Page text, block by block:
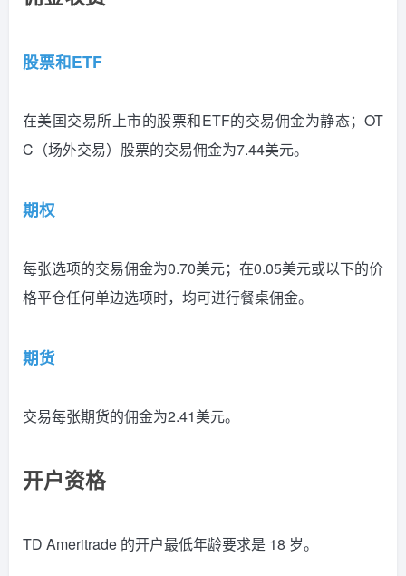
股票和ETF
在美国交易所上市的股票和ETF的交易佣金为静态；OT
C（场外交易）股票的交易佣金为7.44美元。
期权
每张选项的交易佣金为0.70美元；在0.05美元或以下的价
格平仓任何单边选项时，均可进行餐桌佣金。
期货
交易每张期货的佣金为2.41美元。
开户资格
TD Ameritrade 的开户最低年龄要求是 18 岁。